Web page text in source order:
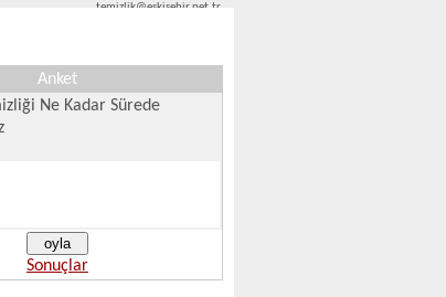
temizlik@eskisehir.net.tr
Anket
Ne Kadar Sürede
Sonuçlar